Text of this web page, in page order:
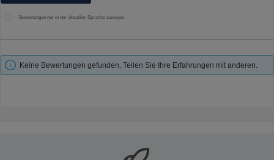
Bewertungen nur in der aktuellen Sprache anzeigen.
Keine Bewertungen gefunden. Teilen Sie Ihre Erfahrungen mit anderen.